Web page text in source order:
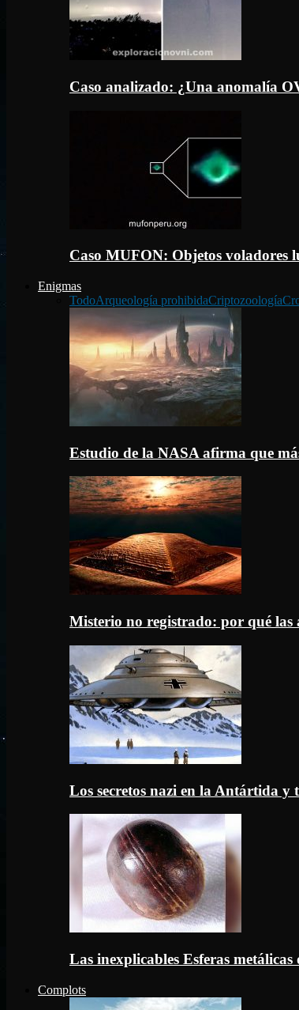
Caso analizado: ¿Una anomalía
Caso MUFON: Objetos voladores
Enigmas
TodoArqueología prohibidaCriptozoología
Estudio de la NASA afirma que
Misterio no registrado: por qué
Los secretos nazi en la Antártida y
Las inexplicables Esferas
Complots